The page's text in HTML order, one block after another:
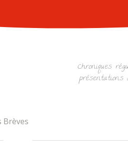
Chroniques
présentations
Brèves